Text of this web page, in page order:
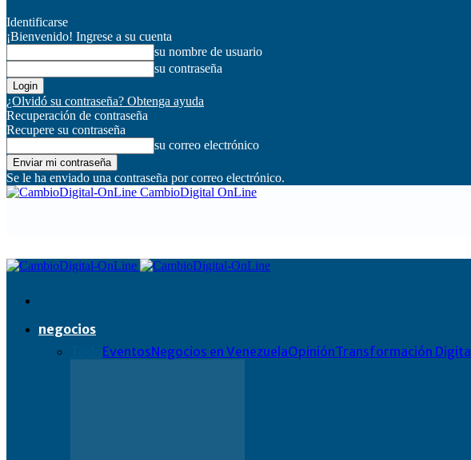
Identificarse
¡Bienvenido! Ingrese a su cuenta
su nombre de usuario
su contraseña
¿Olvidó su contraseña? Obtenga ayuda
Recuperación de contraseña
Recupere su contraseña
su correo electrónico
Se le ha enviado una contraseña por correo electrónico.
CambioDigital OnLine
negocios
EventosNegocios en VenezuelaOpiniónTransformación Digital